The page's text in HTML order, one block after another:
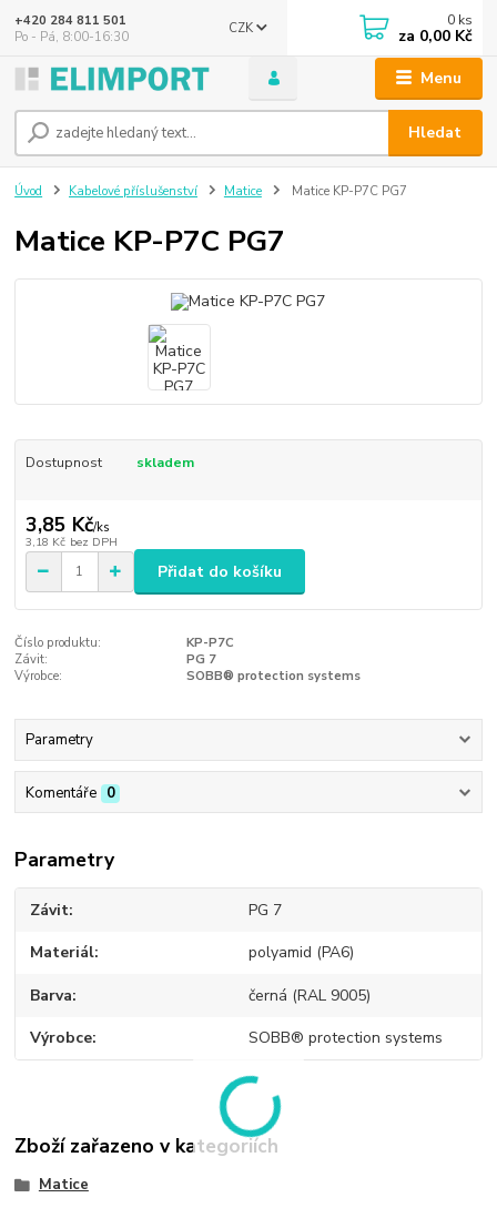
Menu
CZK
Hledat
+420 284 811 501
Po - Pá, 8:00-16:30
0 ks
za 0,00 Kč
Úvod Kabelové příslušenství Matice Matice KP-P7C PG7
Matice KP-P7C PG7
Dostupnost skladem
3,85 Kč/ks
3,18 Kč bez DPH
Přidat do košíku
Číslo produktu:
KP-P7C
Závit:
PG 7
Výrobce:
SOBB® protection systems
Parametry
Komentáře 0
Parametry
Závit PG 7
Materiál polyamid (PA6)
Barva černá (RAL 9005)
Výrobce SOBB® protection systems
Zboží zařazeno v kategoriích
Matice